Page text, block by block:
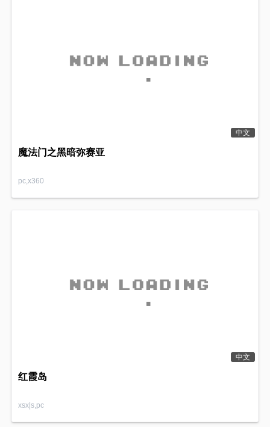
中文
魔法门之黑暗弥赛亚
pc,x360
中文
红霞岛
xsx|s,pc